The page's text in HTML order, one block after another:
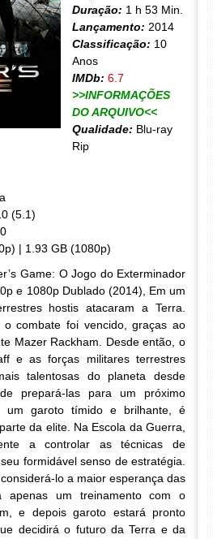
Duração: 1 h 53 Min.
Lançamento: 2014
Classificação: 10
Anos
IMDb: 6.7
>>INFORMAÇÕES
DO ARQUIVO<<
Qualidade: Blu-ray
Rip
(5.1)
| 1.93 GB (1080p)
Game: O Jogo do Exterminador
e 1080p Dublado (2014), Em um
hostis atacaram a Terra.
o combate foi vencido, graças ao
Mazer Rackham. Desde então, o
e as forças militares terrestres
talentosas do planeta desde
prepará-las para um próximo
um garoto tímido e brilhante, é
da elite. Na Escola da Guerra,
a controlar as técnicas de
formidável senso de estratégia.
lo a maior esperança das
apenas um treinamento com o
e depois garoto estará pronto
decidirá o futuro da Terra e da